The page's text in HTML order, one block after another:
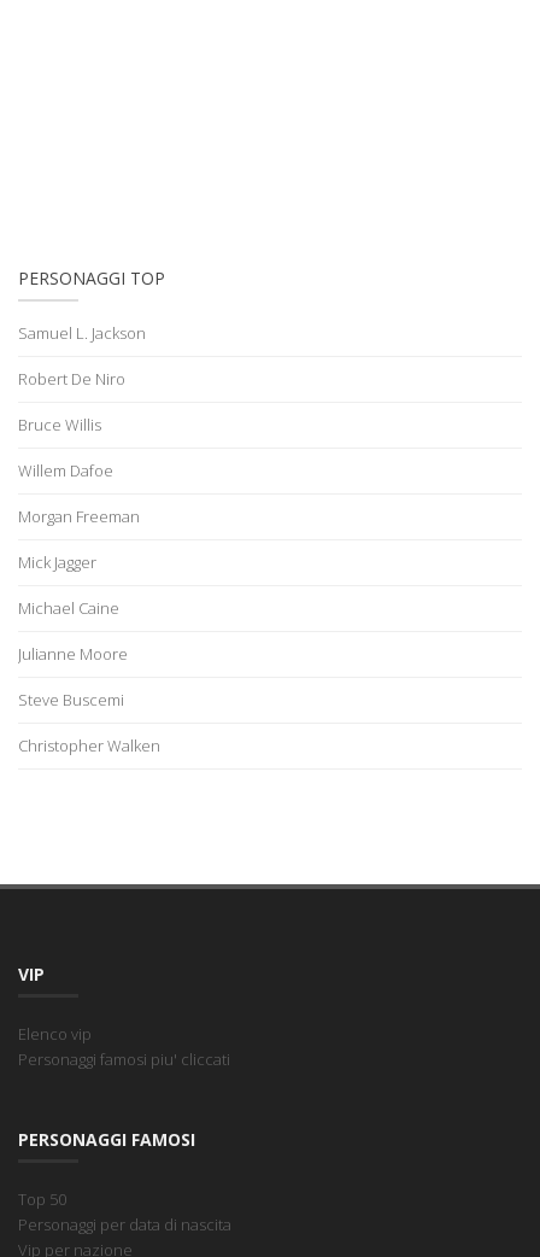
PERSONAGGI TOP
Samuel L. Jackson
Robert De Niro
Bruce Willis
Willem Dafoe
Morgan Freeman
Mick Jagger
Michael Caine
Julianne Moore
Steve Buscemi
Christopher Walken
VIP
Elenco vip
Personaggi famosi piu' cliccati
PERSONAGGI FAMOSI
Top 50
Personaggi per data di nascita
Vip per nazione